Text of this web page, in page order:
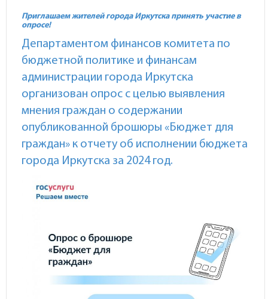
Приглашаем жителей города Иркутска принять участие в
опросе!
Департаментом финансов комитета по
бюджетной политике и финансам
администрации города Иркутска
организован опрос с целью выявления
мнения граждан о содержании
опубликованной брошюры «Бюджет для
граждан» к отчету об исполнении бюджета
города Иркутска за 2024 год.